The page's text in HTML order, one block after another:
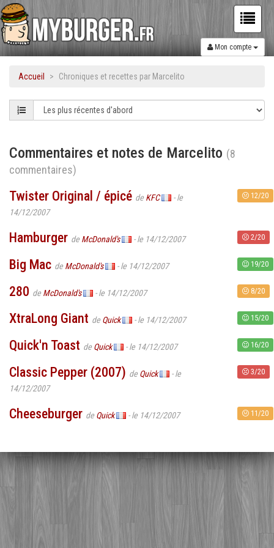
Mon compte
Accueil Chroniques et recettes par Marcelito
Commentaires et notes de Marcelito (8
commentaires)
Twister Original / épicé de KFC
- le
14/12/2007
12/20
Hamburger de McDonald's - le 14/12/2007 2/20
Big Mac de McDonald's - le 14/12/2007 19/20
280 de McDonald's - le 14/12/2007 8/20
XtraLong Giant de Quick - le 14/12/2007 15/20
Quick'n Toast de Quick - le 14/12/2007 16/20
Classic Pepper (2007) de Quick
- le
14/12/2007
3/20
Cheeseburger de Quick - le 14/12/2007 11/20